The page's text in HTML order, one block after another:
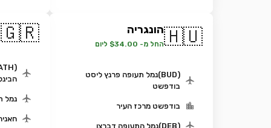
🇭🇺הונגריה
החל מ- $34.00 ליום
(BUD)נמל תעופה פרנץ ליסט
בודפשט
בודפשט מרכז העיר
(DEB)נמל התעופה דברצן
🇬🇷
נמל